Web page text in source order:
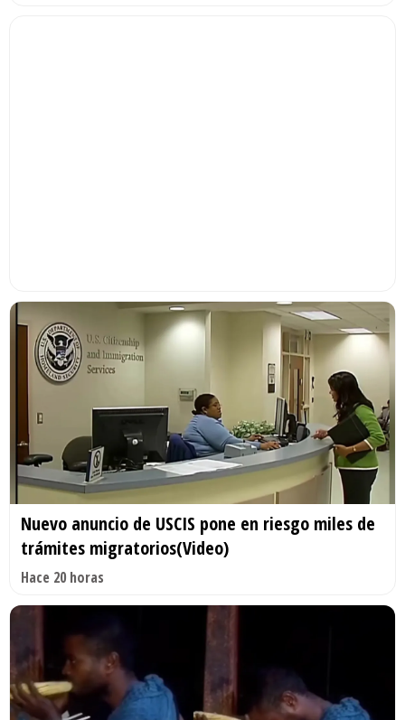
Nuevo anuncio de USCIS pone en riesgo miles de
trámites migratorios(Video)
Hace 20 horas